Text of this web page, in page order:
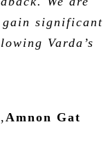
significant
Varda’s
Amnon Gat
,